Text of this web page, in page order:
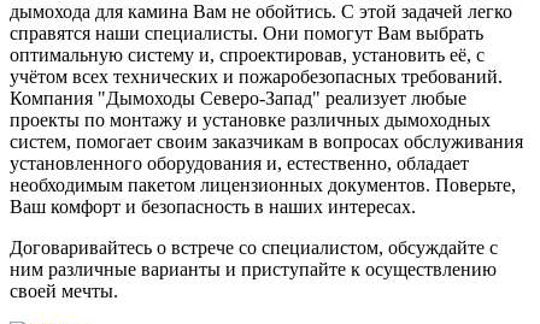
дымохода для камина Вам не обойтись. С этой задачей легко
справятся наши специалисты. Они помогут Вам выбрать
оптимальную систему и, спроектировав, установить её, с
учётом всех технических и пожаробезопасных требований.
Компания "Дымоходы Северо-Запад" реализует любые
проекты по монтажу и установке различных дымоходных
систем, помогает своим заказчикам в вопросах обслуживания
установленного оборудования и, естественно, обладает
необходимым пакетом лицензионных документов. Поверьте,
Ваш комфорт и безопасность в наших интересах.
Договаривайтесь о встрече со специалистом, обсуждайте с
ним различные варианты и приступайте к осуществлению
своей мечты.